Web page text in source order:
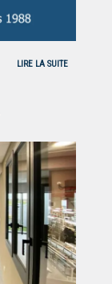
LIRE LA SUITE